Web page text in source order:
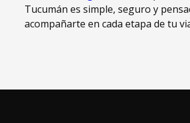
Tucumán es simple, seguro y
acompañarte en cada etapa de tu